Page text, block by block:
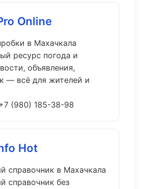
Online
в Махачкала
ресурс погода и
объявления,
— всё для жителей и
(980) 185-38-98
Hot
справочник в Махачкала
справочник без